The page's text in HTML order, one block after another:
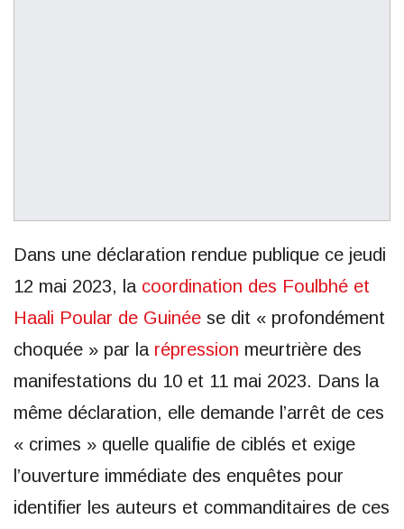
Dans une déclaration rendue publique ce jeudi
12 mai 2023, la coordination des Foulbhé et
Haali Poular de Guinée se dit « profondément
choquée » par larépression meurtrière des
manifestations du 10 et 11 mai 2023. Dans la
même déclaration, elle demande l’arrêt de ces
« crimes » quelle qualifie de ciblés et exige
l’ouverture immédiate des enquêtes pour
identifier les auteurs et commanditaires de ces